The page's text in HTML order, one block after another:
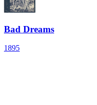
Bad Dreams
1895